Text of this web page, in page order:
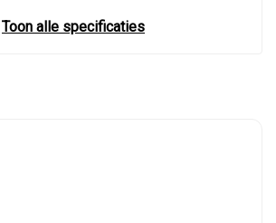
Toon alle specificaties